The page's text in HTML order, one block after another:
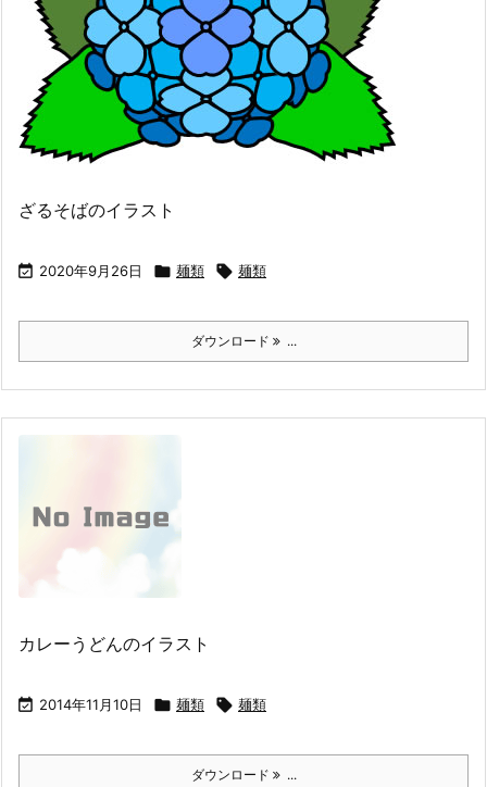
ざるそばのイラスト
 2020年9月26日  麺類  麺類
ダウンロード ...
カレーうどんのイラスト
 2014年11月10日  麺類  麺類
ダウンロード ...